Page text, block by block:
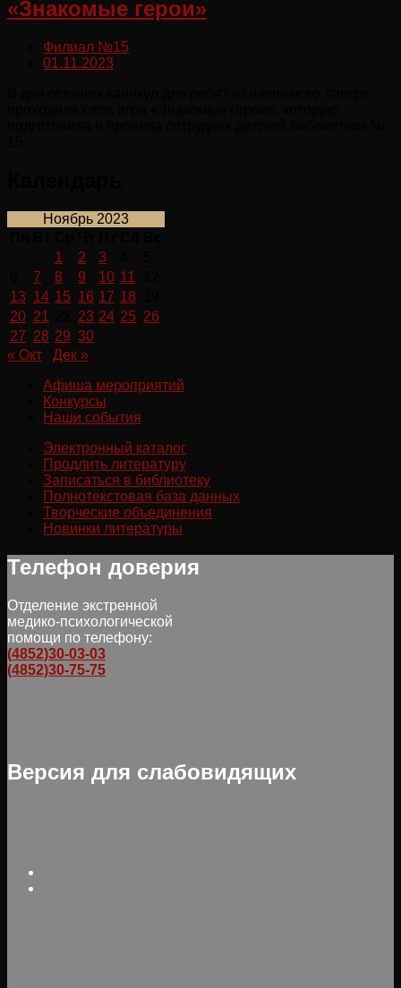
«Знакомые герои»
Филиал №15
01.11.2023
Ноябрь 2023
1
2 3
7 8 9 10 11
13 14 15 16 17 18
20 21 23 24 25 26
27 28 29 30
« Окт
Дек »
Афиша мероприятий
Конкурсы
Наши события
Электронный каталог
Продлить литературу
Записаться в библиотеку
Полнотекстовая база данных
Творческие объединения
Новинки литературы
Телефон доверия
Отделение экстренной
медико-психологической
помощи по телефону:
(4852)30-03-03
(4852)30-75-75
Версия для слабовидящих